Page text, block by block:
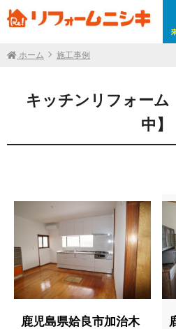
ホーム 施工事例
キッチンリフォーム
中】
鹿児島県姶良市加治木